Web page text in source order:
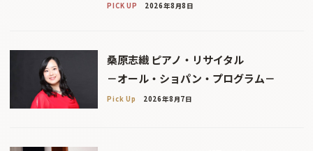
PICK UP 2026年8月8日
桑原志織 ピアノ・リサイタル
－オール・ショパン・プログラム－
Pick Up 2026年8月7日